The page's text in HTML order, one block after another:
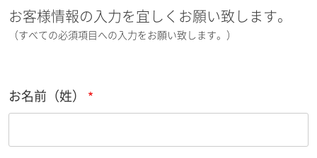
お客様情報の入力を宜しくお願い致します。
（すべての必須項目への入力をお願い致します。）
お名前（姓）